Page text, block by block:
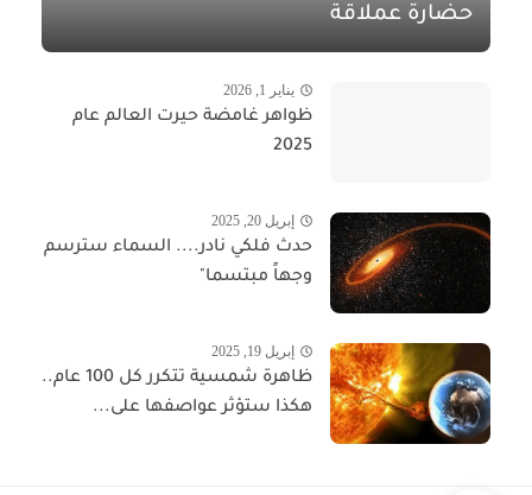
حضارة عملاقة
يناير 1, 2026
ظواهر غامضة حيرت العالم عام
2025
إبريل 20, 2025
حدث فلكي نادر.... السماء سترسم
وجهاً مبتسما"​​​​​
إبريل 19, 2025
ظاهرة شمسية تتكرر كل 100 عام..
هكذا ستؤثر عواصفها على...